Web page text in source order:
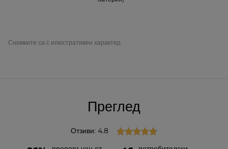
Снимките са с илюстративен характер.
Преглед
Отзиви: 4.8